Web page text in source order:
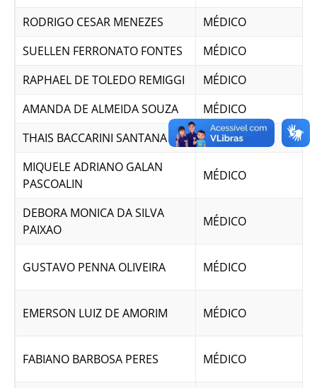
RODRIGO CESAR MENEZES
MÉDICO
SUELLEN FERRONATO FONTES
MÉDICO
RAPHAEL DE TOLEDO REMIGGI
MÉDICO
AMANDA DE ALMEIDA SOUZA
MÉDICO
THAIS BACCARINI SANTANA
MÉDICO
MIQUELE ADRIANO GALAN
PASCOALIN
MÉDICO
DEBORA MONICA DA SILVA
PAIXAO
MÉDICO
GUSTAVO PENNA OLIVEIRA MÉDICO
EMERSON LUIZ DE AMORIM MÉDICO
FABIANO BARBOSA PERES MÉDICO